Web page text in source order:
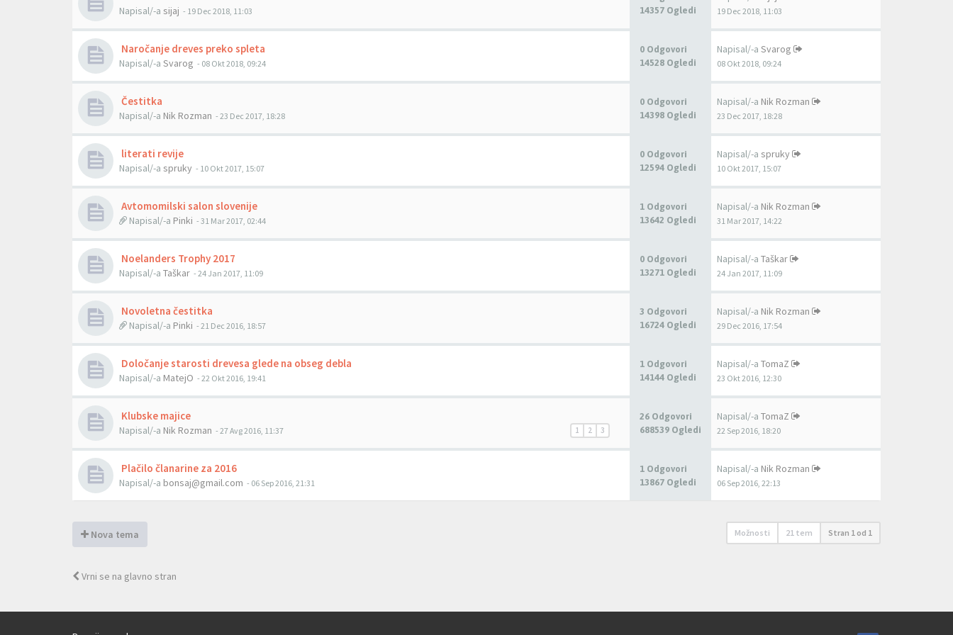
Napisal/-a sijaj - 19 Dec 2018, 11:03
14357 Ogledi
19 Dec 2018, 11:03
Naročanje dreves preko spleta
Napisal/-a Svarog - 08 Okt 2018, 09:24
0 Odgovori
14528 Ogledi
Napisal/-a Svarog
08 Okt 2018, 09:24
Čestitka
Napisal/-a Nik Rozman - 23 Dec 2017, 18:28
0 Odgovori
14398 Ogledi
Napisal/-a Nik Rozman
23 Dec 2017, 18:28
literati revije
Napisal/-a spruky - 10 Okt 2017, 15:07
0 Odgovori
12594 Ogledi
Napisal/-a spruky
10 Okt 2017, 15:07
Avtomomilski salon slovenije
Napisal/-a Pinki - 31 Mar 2017, 02:44
1 Odgovori
13642 Ogledi
Napisal/-a Nik Rozman
31 Mar 2017, 14:22
Noelanders Trophy 2017
Napisal/-a Taškar - 24 Jan 2017, 11:09
0 Odgovori
13271 Ogledi
Napisal/-a Taškar
24 Jan 2017, 11:09
Novoletna čestitka
Napisal/-a Pinki - 21 Dec 2016, 18:57
3 Odgovori
16724 Ogledi
Napisal/-a Nik Rozman
29 Dec 2016, 17:54
Določanje starosti drevesa glede na obseg debla
Napisal/-a MatejO - 22 Okt 2016, 19:41
1 Odgovori
14144 Ogledi
Napisal/-a TomaZ
23 Okt 2016, 12:30
Klubske majice
1 2 3
Napisal/-a Nik Rozman - 27 Avg 2016, 11:37
26 Odgovori
688539 Ogledi
Napisal/-a TomaZ
22 Sep 2016, 18:20
Plačilo članarine za 2016
Napisal/-a bonsaj@gmail.com - 06 Sep 2016, 21:31
1 Odgovori
13867 Ogledi
Napisal/-a Nik Rozman
06 Sep 2016, 22:13
Nova tema Možnosti 21 tem Stran 1 od 1
Vrni se na glavno stran